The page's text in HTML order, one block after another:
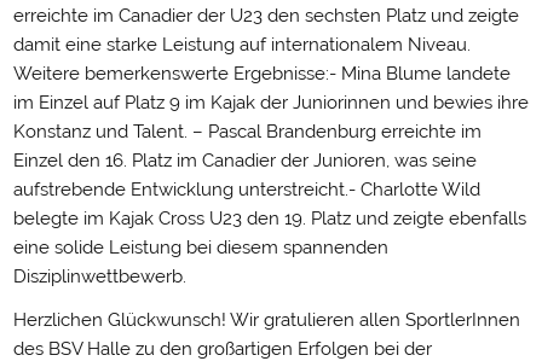
erreichte im Canadier der U23 den sechsten Platz und zeigte
damit eine starke Leistung auf internationalem Niveau.
Weitere bemerkenswerte Ergebnisse:- Mina Blume landete
im Einzel auf Platz 9 im Kajak der Juniorinnen und bewies ihre
Konstanz und Talent. – Pascal Brandenburg erreichte im
Einzel den 16. Platz im Canadier der Junioren, was seine
aufstrebende Entwicklung unterstreicht.- Charlotte Wild
belegte im Kajak Cross U23 den 19. Platz und zeigte ebenfalls
eine solide Leistung bei diesem spannenden
Disziplinwettbewerb.
Herzlichen Glückwunsch! Wir gratulieren allen SportlerInnen
des BSV Halle zu den großartigen Erfolgen bei der